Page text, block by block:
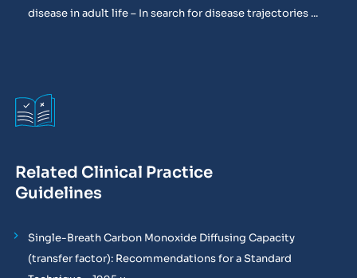
disease in adult life – In search for disease trajectories ...
Related Clinical Practice
Guidelines
Single-Breath Carbon Monoxide Diffusing Capacity
(transfer factor): Recommendations for a Standard